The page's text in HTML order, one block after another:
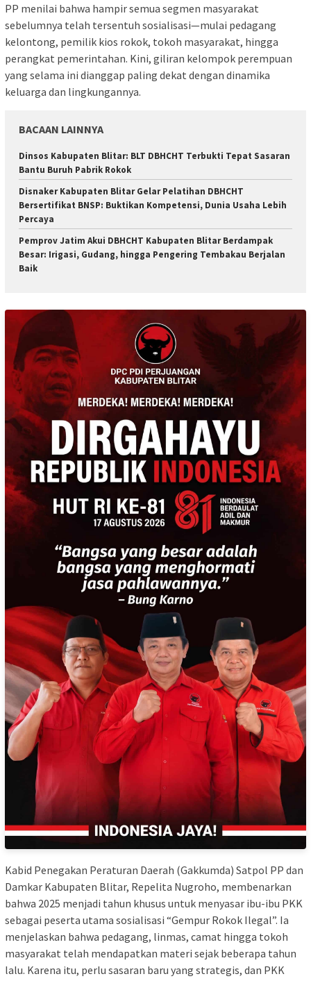
PP menilai bahwa hampir semua segmen masyarakat
sebelumnya telah tersentuh sosialisasi—mulai pedagang
kelontong, pemilik kios rokok, tokoh masyarakat, hingga
perangkat pemerintahan. Kini, giliran kelompok perempuan
yang selama ini dianggap paling dekat dengan dinamika
keluarga dan lingkungannya.
BACAAN LAINNYA
Dinsos Kabupaten Blitar: BLT DBHCHT Terbukti Tepat Sasaran
Bantu Buruh Pabrik Rokok
Disnaker Kabupaten Blitar Gelar Pelatihan DBHCHT
Bersertifikat BNSP: Buktikan Kompetensi, Dunia Usaha Lebih
Percaya
Pemprov Jatim Akui DBHCHT Kabupaten Blitar Berdampak
Besar: Irigasi, Gudang, hingga Pengering Tembakau Berjalan
Baik
Kabid Penegakan Peraturan Daerah (Gakkumda) Satpol PP dan
Damkar Kabupaten Blitar, Repelita Nugroho, membenarkan
bahwa 2025 menjadi tahun khusus untuk menyasar ibu-ibu PKK
sebagai peserta utama sosialisasi “Gempur Rokok Ilegal”. Ia
menjelaskan bahwa pedagang, linmas, camat hingga tokoh
masyarakat telah mendapatkan materi sejak beberapa tahun
lalu. Karena itu, perlu sasaran baru yang strategis, dan PKK